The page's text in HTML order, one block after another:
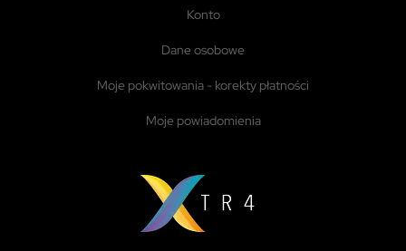
konto
dane osobowe
moje pokwitowania - korekty płatności
moje powiadomienia